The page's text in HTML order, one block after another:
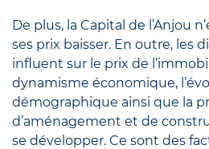
De plus, la Capital de l’Anjou
ses prix baisser. En outre, les
influent sur le prix de
dynamisme économique,
démographique ainsi que la
d’aménagement et de
se développer. Ce sont des